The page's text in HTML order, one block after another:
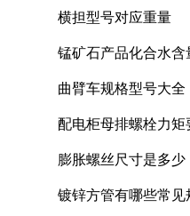
横担型号对应重量
锰矿石产品化合水含
曲臂车规格型号大全
配电柜母排螺栓力
膨胀螺丝尺寸是多少
镀锌方管有哪些常见